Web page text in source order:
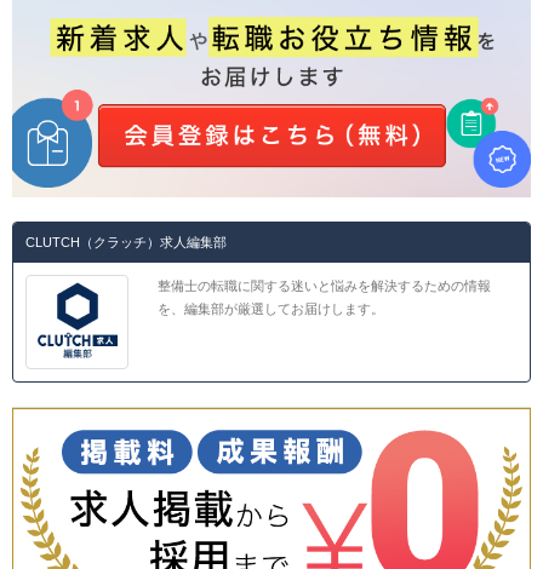
CLUTCH（クラッチ）求人編集部
整備士の転職に関する迷いと悩みを解決するための情報
を、編集部が厳選してお届けします。